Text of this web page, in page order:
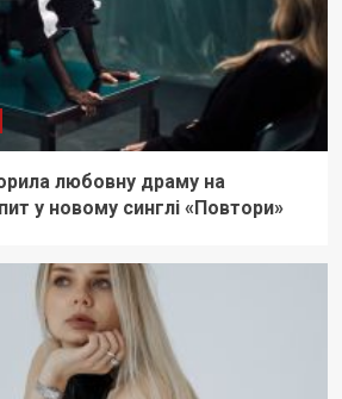
любовну драму на
у новому синглі «Повтори»